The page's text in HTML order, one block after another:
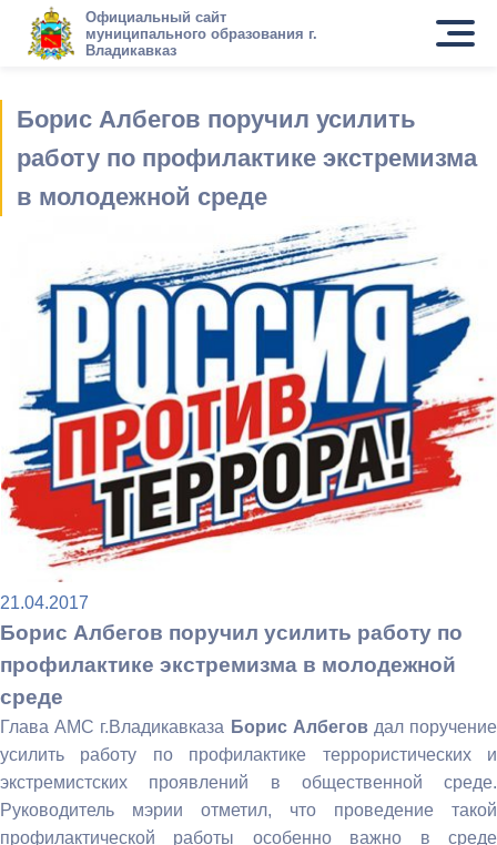
Официальный сайт
муниципального образования г.
Владикавказ
Борис Албегов поручил усилить
работу по профилактике экстремизма
в молодежной среде
21.04.2017
Борис Албегов поручил усилить работу по
профилактике экстремизма в молодежной
среде
Глава АМС г.Владикавказа Борис Албегов дал поручение
усилить работу по профилактике террористических и
экстремистских проявлений в общественной среде.
Руководитель мэрии отметил, что проведение такой
профилактической работы особенно важно в среде